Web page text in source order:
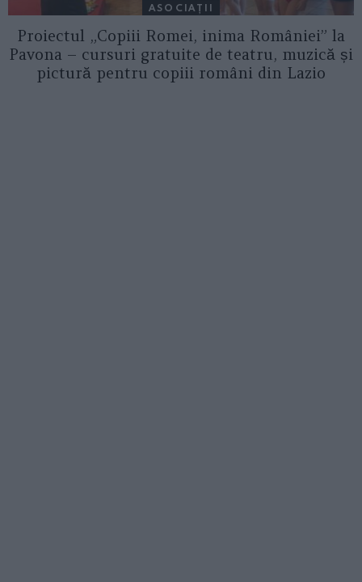
ASOCIAŢII
Proiectul „Copiii Romei, inima României” la
Pavona – cursuri gratuite de teatru, muzică și
pictură pentru copiii români din Lazio